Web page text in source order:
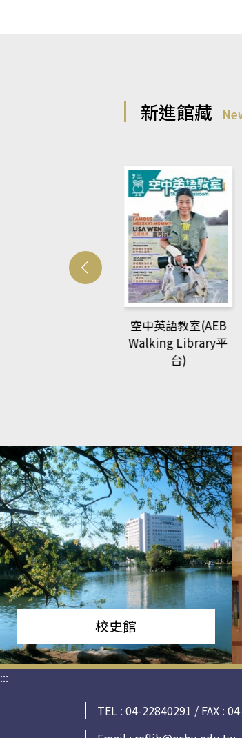
新進館藏
網管人(kono平台)
校史館
:::
TEL : 04-22840291 / FAX :